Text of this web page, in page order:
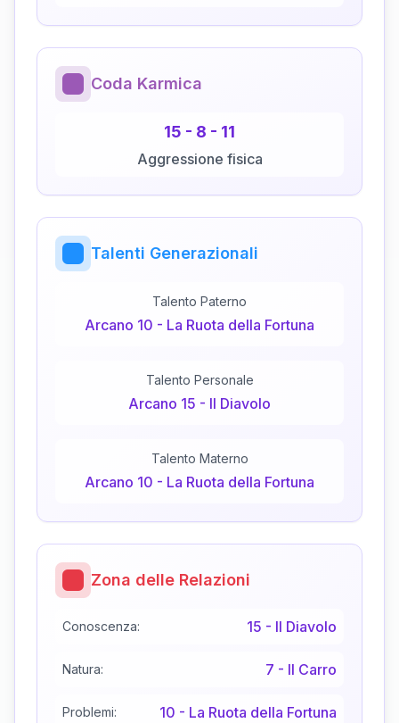
Coda Karmica
15 - 8 - 11
Aggressione fisica
Talenti Generazionali
Talento Paterno
Arcano 10 - La Ruota della Fortuna
Talento Personale
Arcano 15 - Il Diavolo
Talento Materno
Arcano 10 - La Ruota della Fortuna
Zona delle Relazioni
Conoscenza: 15 - Il Diavolo
Natura: 7 - Il Carro
Problemi: 10 - La Ruota della Fortuna